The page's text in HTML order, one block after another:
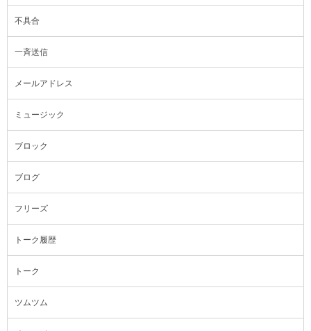
不具合
一斉送信
メールアドレス
ミュージック
ブロック
ブログ
フリーズ
トーク履歴
トーク
ツムツム